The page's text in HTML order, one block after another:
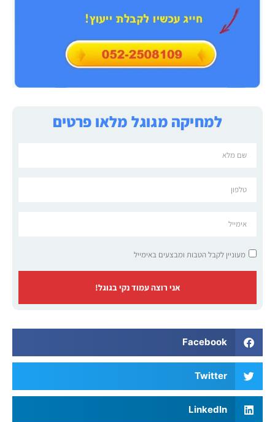
למחיקה מגוגל מלאו פרטים
מעוניין לקבל הטבות ומבצעים באימייל
אני רוצה עמוד נקי בגוגל!
Facebook
Twitter
LinkedIn